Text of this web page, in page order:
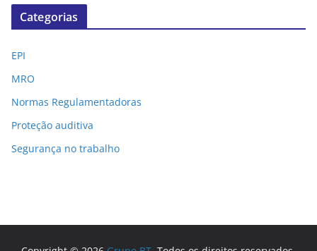
Categorias
EPI
MRO
Normas Regulamentadoras
Proteção auditiva
Segurança no trabalho